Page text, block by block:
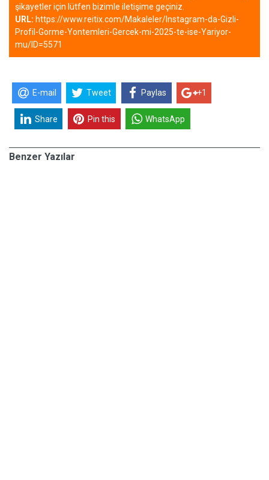
şikayetler için lütfen bizimle iletişime geçiniz.
URL: https://www.reitix.com/Makaleler/Instagram-da-Gizli-
Profil-Gorme-Yontemleri-Gercek-mi-2025-te-ise-Yariyor-
mu/ID=5571
E-mail Tweet Paylas +1
Share Pin this WhatsApp
Benzer Yazılar